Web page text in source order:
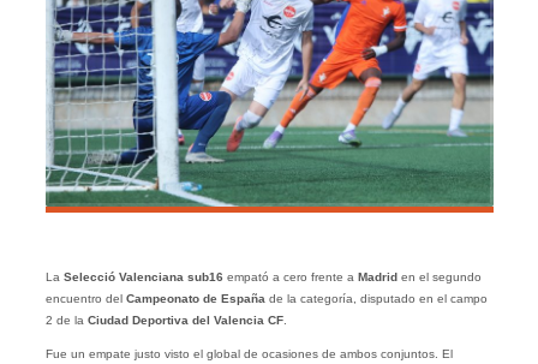
La Selecció Valenciana sub16 empató a cero frente a Madrid en el segundo
encuentro del Campeonato de Españade la categoría, disputado en el campo
2 de laCiudad Deportiva del Valencia CF.
Fue un empate justo visto el global de ocasiones de ambos conjuntos. El